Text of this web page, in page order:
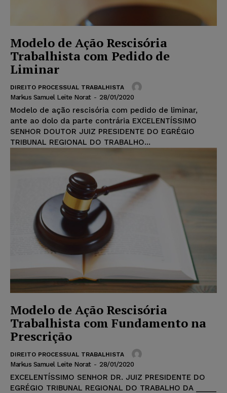
Modelo de Ação Rescisória
Trabalhista com Pedido de
Liminar
DIREITO PROCESSUAL TRABALHISTA
Markus Samuel Leite Norat - 28/01/2020
Modelo de ação rescisória com pedido de liminar,
ante ao dolo da parte contrária EXCELENTÍSSIMO
SENHOR DOUTOR JUIZ PRESIDENTE DO EGRÉGIO
TRIBUNAL REGIONAL DO TRABALHO...
Modelo de Ação Rescisória
Trabalhista com Fundamento na
Prescrição
DIREITO PROCESSUAL TRABALHISTA
Markus Samuel Leite Norat - 28/01/2020
EXCELENTÍSSIMO SENHOR DR. JUIZ PRESIDENTE DO
EGRÉGIO TRIBUNAL REGIONAL DO TRABALHO DA _____